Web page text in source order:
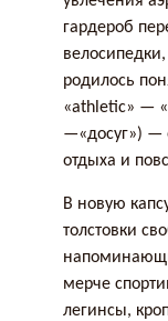
гардероб
родилось
«athletic» —
—«досуг») —
отдыха и
В новую
толстовки
мерче
легинсы,